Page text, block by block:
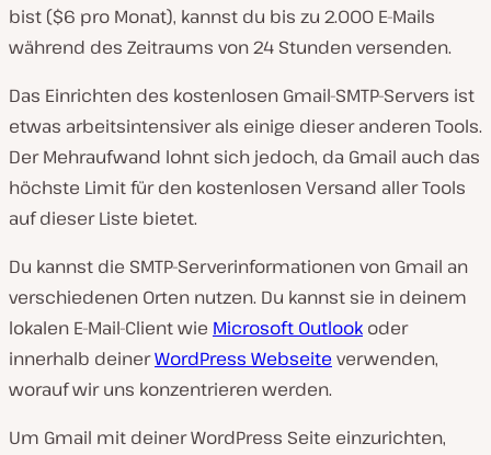
bist ($6 pro Monat), kannst du bis zu 2.000 E-Mails
während des Zeitraums von 24 Stunden versenden.
Das Einrichten des kostenlosen Gmail-SMTP-Servers ist
etwas arbeitsintensiver als einige dieser anderen Tools.
Der Mehraufwand lohnt sich jedoch, da Gmail auch das
höchste Limit für den kostenlosen Versand aller Tools
auf dieser Liste bietet.
Du kannst die SMTP-Serverinformationen von Gmail an
verschiedenen Orten nutzen. Du kannst sie in deinem
lokalen E-Mail-Client wie Microsoft Outlook oder
innerhalb deinerWordPress Webseite verwenden,
worauf wir uns konzentrieren werden.
Um Gmail mit deiner WordPress Seite einzurichten,